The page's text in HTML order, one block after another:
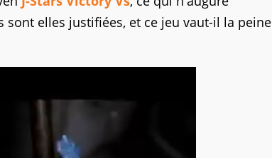
elles justifiées, et ce jeu vaut-il la peine